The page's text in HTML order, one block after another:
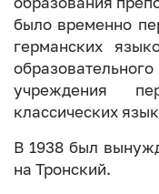
было временно
германских
учреждения
классических
В 1938 был
на Тронский.